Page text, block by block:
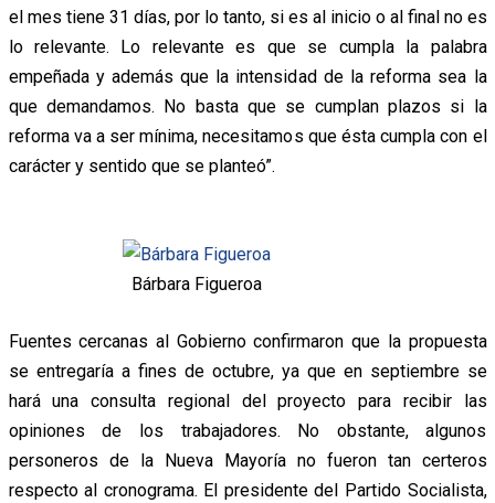
el mes tiene 31 días, por lo tanto, si es al inicio o al final no es
lo relevante. Lo relevante es que se cumpla la palabra
empeñada y además que la intensidad de la reforma sea la
que demandamos. No basta que se cumplan plazos si la
reforma va a ser mínima, necesitamos que ésta cumpla con el
carácter y sentido que se planteó”.
Bárbara Figueroa
Fuentes cercanas al Gobierno confirmaron que la propuesta
se entregaría a fines de octubre, ya que en septiembre se
hará una consulta regional del proyecto para recibir las
opiniones de los trabajadores. No obstante, algunos
personeros de la Nueva Mayoría no fueron tan certeros
respecto al cronograma. El presidente del Partido Socialista,